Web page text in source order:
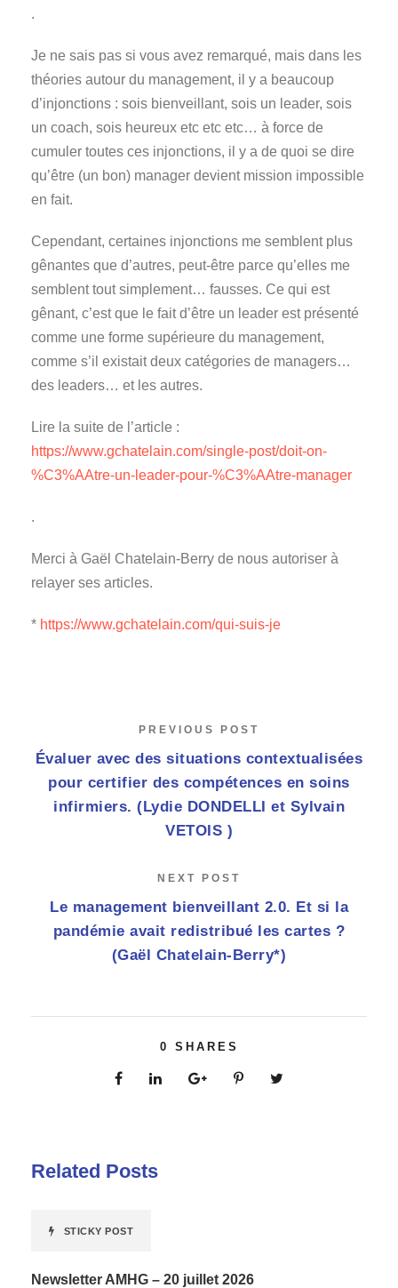
.
Je ne sais pas si vous avez remarqué, mais dans les
théories autour du management, il y a beaucoup
d’injonctions : sois bienveillant, sois un leader, sois
un coach, sois heureux etc etc etc… à force de
cumuler toutes ces injonctions, il y a de quoi se dire
qu’être (un bon) manager devient mission impossible
en fait.
Cependant, certaines injonctions me semblent plus
gênantes que d’autres, peut-être parce qu’elles me
semblent tout simplement… fausses. Ce qui est
gênant, c’est que le fait d’être un leader est présenté
comme une forme supérieure du management,
comme s’il existait deux catégories de managers…
des leaders… et les autres.
Lire la suite de l’article :
https://www.gchatelain.com/single-post/doit-on-
%C3%AAtre-un-leader-pour-%C3%AAtre-manager
.
Merci à Gaël Chatelain-Berry de nous autoriser à
relayer ses articles.
* https://www.gchatelain.com/qui-suis-je
PREVIOUS POST
Évaluer avec des situations contextualisées
pour certifier des compétences en soins
infirmiers. (Lydie DONDELLI et Sylvain
VETOIS )
NEXT POST
Le management bienveillant 2.0. Et si la
pandémie avait redistribué les cartes ?
(Gaël Chatelain-Berry*)
0 SHARES
Related Posts
STICKY POST
Newsletter AMHG – 20 juillet 2026